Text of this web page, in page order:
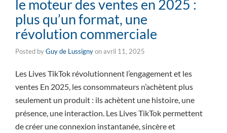
le moteur des ventes en 2025 :
plus qu’un format, une
révolution commerciale
Posted byGuy de Lussignyonavril 11, 2025
Les Lives TikTok révolutionnent l’engagement et les
ventes En 2025, les consommateurs n’achètent plus
seulement un produit : ils achètent une histoire, une
présence, une interaction. Les Lives TikTok permettent
de créer une connexion instantanée, sincère et